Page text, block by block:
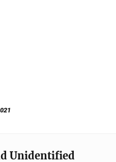
Unidentified